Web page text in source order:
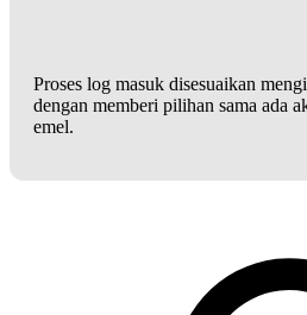
Proses log masuk disesuaikan
dengan memberi pilihan sama ada
emel.